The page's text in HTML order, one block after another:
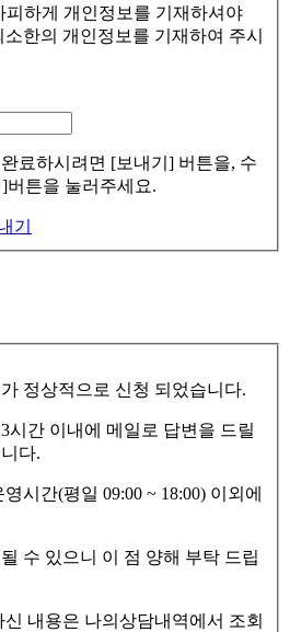
피하게 개인정보를 기재하셔야
한의 개인정보를 기재하여 주시
료하시려면 [보내기] 버튼을, 수
버튼을 눌러주세요.
기
정상적으로 신청 되었습니다.
시간 이내에 메일로 답변을 드릴
다.
시간(평일 09:00 ~ 18:00) 이외에
수 있으니 이 점 양해 부탁 드립
내용은 나의상담내역에서 조회